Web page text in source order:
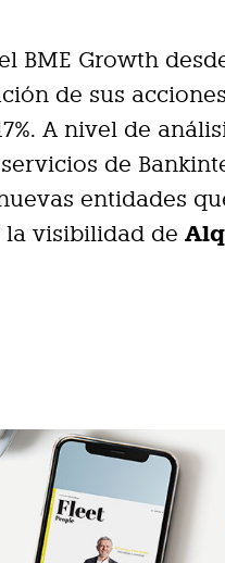
BME Growth
de sus
A nivel de
de
entidades
la visibilidad de